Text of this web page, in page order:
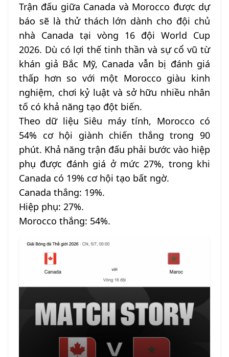
Trận đấu giữa Canada và Morocco được dự
báo sẽ là thử thách lớn dành cho đội chủ
nhà Canada tại vòng 16 đội World Cup
2026. Dù có lợi thế tinh thần và sự cổ vũ từ
khán giả Bắc Mỹ, Canada vẫn bị đánh giá
thấp hơn so với một Morocco giàu kinh
nghiệm, chơi kỷ luật và sở hữu nhiều nhân
tố có khả năng tạo đột biến.
Theo dữ liệu Siêu máy tính, Morocco có
54% cơ hội giành chiến thắng trong 90
phút. Khả năng trận đấu phải bước vào hiệp
phụ được đánh giá ở mức 27%, trong khi
Canada có 19% cơ hội tạo bất ngờ.
Canada thắng: 19%.
Hiệp phụ: 27%.
Morocco thắng: 54%.